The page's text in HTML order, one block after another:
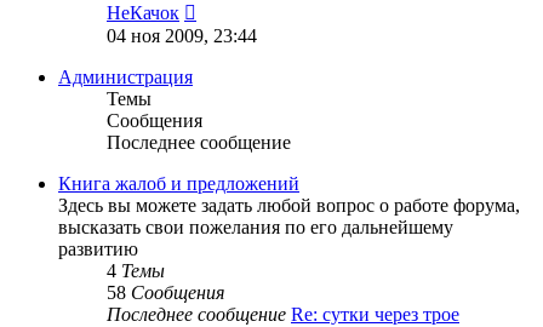
НеКачок
к
04 ноя 2009, 23:44
Администрация
Темы
Сообщения
Последнее сообщение
Книга жалоб и предложений
Здесь вы можете задать любой вопрос о работе форума,
высказать свои пожелания по его дальнейшему
развитию
4 Темы
58 Сообщения
Последнее сообщение Re: сутки через трое